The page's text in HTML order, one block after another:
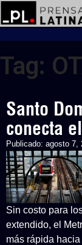
Tag:
Santo
conecta
Publicado: agosto 7,
Sin costo para
extendido, el
más rápida